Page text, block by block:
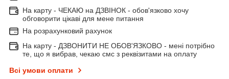
На карту - ЧЕКАЮ на ДЗВІНОК - обов'язково хочу
обговорити цікаві для мене питання
На розрахунковий рахунок
На карту - ДЗВОНИТИ НЕ ОБОВ'ЯЗКОВО - мені потрібно
те, що я вибрав, чекаю смс з реквізитами на оплату
Всі умови оплати